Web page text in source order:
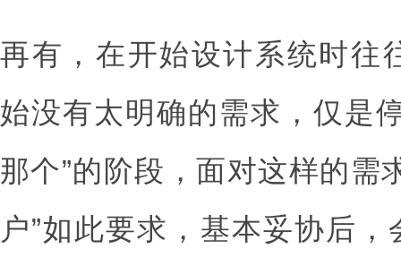
再有，在开始设计系统时往
始没有太明确的需求，仅是
那个”的阶段，面对这样的需
户”如此要求，基本妥协后